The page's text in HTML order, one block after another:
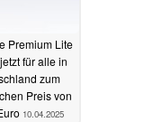
Premium Lite
für alle in
zum
Preis von
10.04.2025